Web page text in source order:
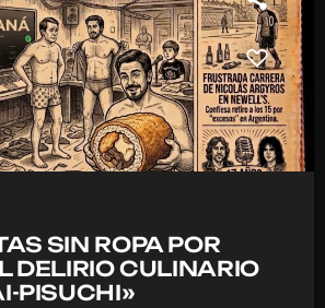
SIN ROPA POR
DELIRIO CULINARIO
PISUCHI»